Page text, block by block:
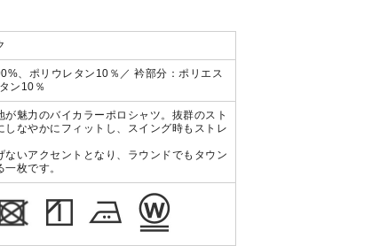
、ポリウレタン10％／衿部分：ポリエス
ン10％
が魅力のバイカラーポロシャツ。抜群のスト
しなやかにフィットし、スイング時もストレ
ないアクセントとなり、ラウンドでもタウン
枚です。